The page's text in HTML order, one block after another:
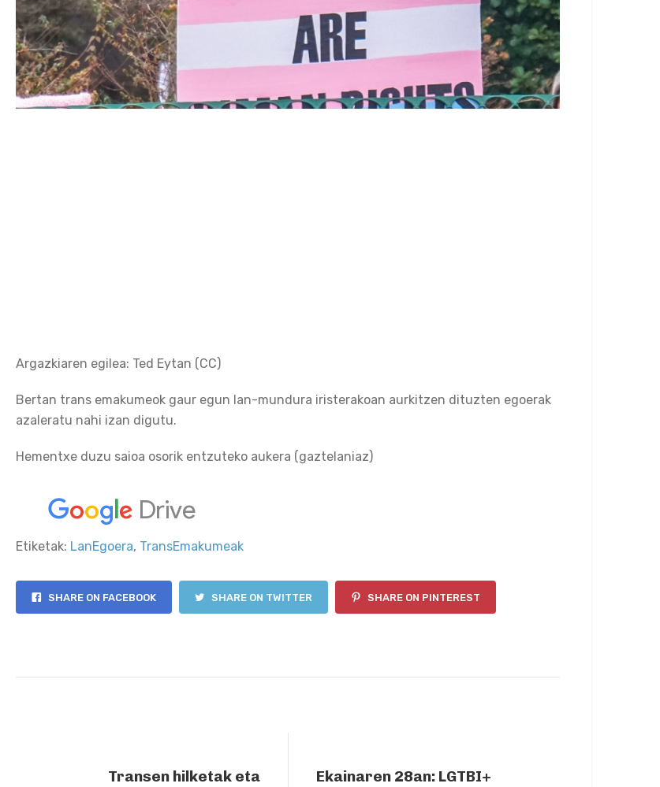
Argazkiaren egilea: Ted Eytan (CC)
Bertan trans emakumeok gaur egun lan-mundura iristerakoan aurkitzen dituzten egoerak
azaleratu nahi izan digutu.
Hementxe duzu saioa osorik entzuteko aukera (gaztelaniaz)
Etiketak: LanEgoera, TransEmakumeak
SHARE ON FACEBOOK SHARE ON TWITTER SHARE ON PINTEREST
Transen hilketak eta
Ekainaren 28an: LGTBI+